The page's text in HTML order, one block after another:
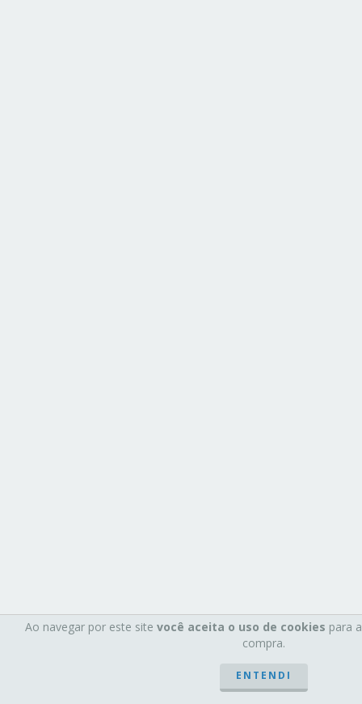
Ao navegar por este site você aceita o uso de cookies para
compra.
ENTENDI